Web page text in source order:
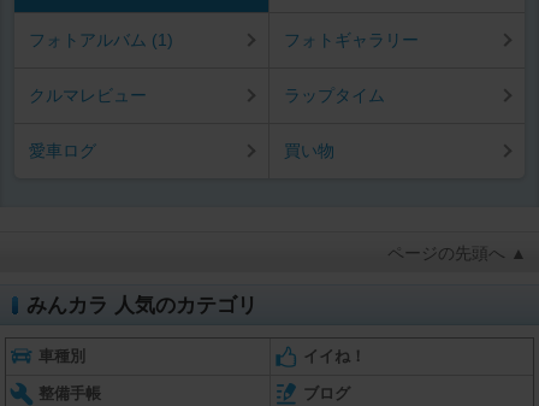
フォトアルバム (1) フォトギャラリー
クルマレビュー ラップタイム
愛車ログ 買い物
ページの先頭へ ▲
みんカラ 人気のカテゴリ
車種別 イイね！
整備手帳 ブログ